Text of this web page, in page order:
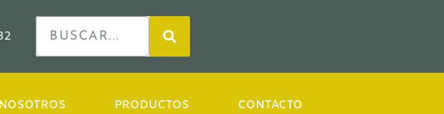
NOSOTROS PRODUCTOS CONTACTO